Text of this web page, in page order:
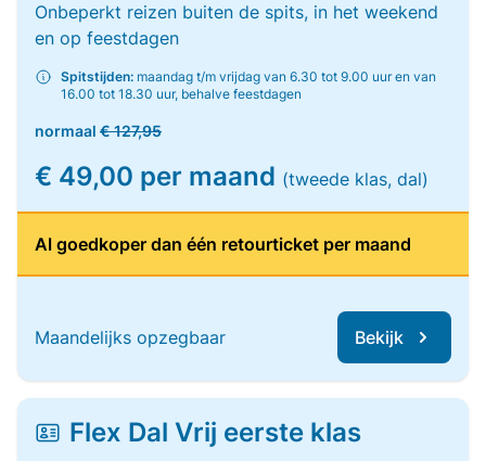
Onbeperkt reizen buiten de spits, in het weekend
en op feestdagen
Spitstijden: maandag t/m vrijdag van 6.30 tot 9.00 uur en van
16.00 tot 18.30 uur, behalve feestdagen
normaal € 127,95
€ 49,00 per maand (tweede klas, dal)
Al goedkoper dan één retourticket per maand
Maandelijks opzegbaar Bekijk
Flex Dal Vrij eerste klas